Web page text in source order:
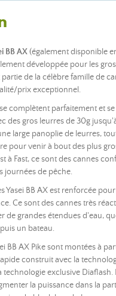
BB AX(également disponible
développée pour les
de la célèbre famille de
prix exceptionnel.
complètent parfaitement et
des gros leurres de 30g
large panoplie de leurres,
pour venir à bout des plus
à Fast, ce sont des cannes
journées de pêche.
Yasei BB AX est renforcée
Ce sont des cannes très
de grandes étendues d'eau,
un bateau.
BB AX Pike sont montées à
construit avec la
technologie exclusive
la puissance dans la